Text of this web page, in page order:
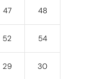
47 48
52 54
29 30